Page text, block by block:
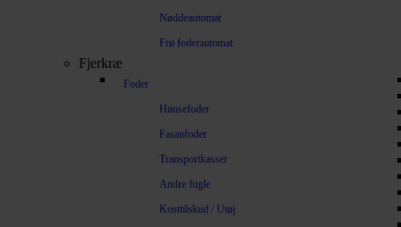
Nøddeautomat
Frø foderautomat
Fjerkræ
Foder
Hønsefoder
Fasanfoder
Transportkasser
Andre fugle
Kosttilskud / Utøj